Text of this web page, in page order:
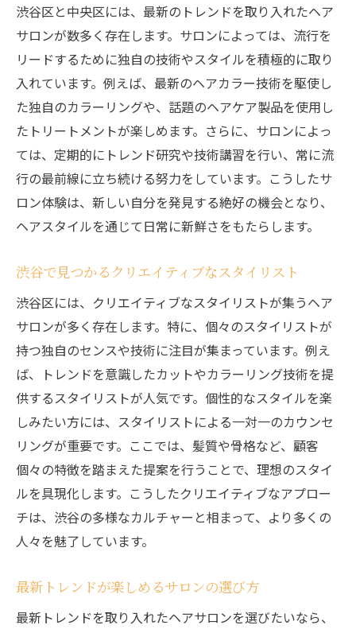
渋谷区と中央区には、最新のトレンドを取り入れたヘア
サロンが数多く存在します。サロンによっては、流行を
リードするために独自の技術やスタイルを積極的に取り
入れています。例えば、最新のヘアカラー技術を駆使し
た独自のカラーリングや、話題のヘアケア製品を使用し
たトリートメントが楽しめます。さらに、サロンによっ
ては、定期的にトレンド研究や技術講習を行い、常に流
行の最前線に立ち続ける努力をしています。こうしたサ
ロン体験は、新しい自分を発見する絶好の機会となり、
ヘアスタイルを通じて日常に新鮮さをもたらします。
渋谷で見つかるクリエイティブなスタイリスト
渋谷区には、クリエイティブなスタイリストが集うヘア
サロンが多く存在します。特に、個々のスタイリストが
持つ独自のセンスや技術に注目が集まっています。例え
ば、トレンドを意識したカットやカラーリング技術を提
供するスタイリストが人気です。個性的なスタイルを楽
しみたい方には、スタイリストによる一対一のカウンセ
リングが重要です。ここでは、髪質や骨格など、顧客
個々の特徴を踏まえた提案を行うことで、理想のスタイ
ルを具現化します。こうしたクリエイティブなアプロー
チは、渋谷の多様なカルチャーと相まって、より多くの
人々を魅了しています。
最新トレンドが楽しめるサロンの選び方
最新トレンドを取り入れたヘアサロンを選びたいなら、